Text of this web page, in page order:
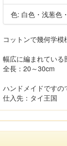
色: 白色・浅葱色
コットンで幾何学模
幅広に編まれてい
全長：20～30cm
ハンドメイドですの
仕入先：タイ王国